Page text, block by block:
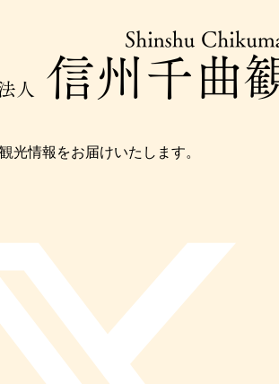
光情報をお届けいたします。